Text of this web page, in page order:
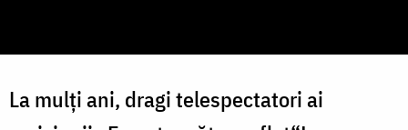
La mulţi ani, dragi telespectatori ai